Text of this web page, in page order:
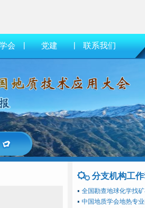
会 | 党建 | 联系我们
分支机构工
▪ 全国勘查地球化学找
▪ 中国地质学会地热专